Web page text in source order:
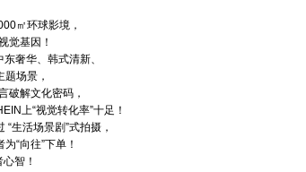
㎡环球影境，
觉基因！
奢华、韩式清新、
场景，
破解文化密码，
上“视觉转化率”十足！
生活场景剧”式拍摄，
“向往”下单！
智！